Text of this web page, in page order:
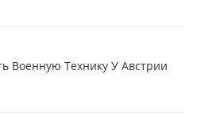
Военную Технику У Австрии